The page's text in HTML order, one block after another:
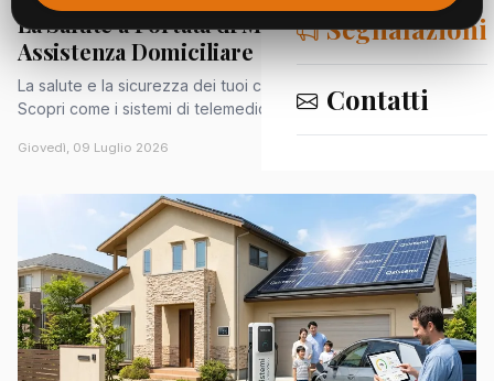
Segnalazioni
Contatti
La Salute a Portata di Mano: Telemedicina e
Assistenza Domiciliare
La salute e la sicurezza dei tuoi cari vengono prima di tutto.
Scopri come i sistemi di telemedicina e teleassistenza...
Giovedì, 09 Luglio 2026